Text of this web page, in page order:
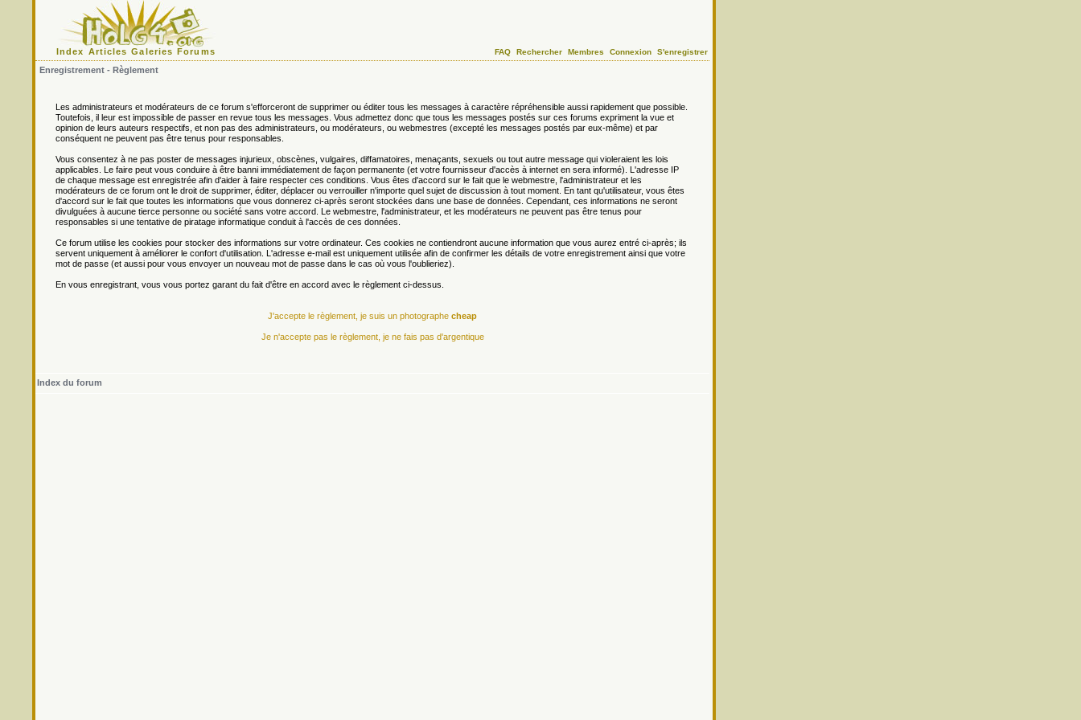
Index Articles Galeries Forums FAQ Rechercher Membres Connexion S'enregistrer
Enregistrement - Règlement
Les administrateurs et modérateurs de ce forum s'efforceront de supprimer ou éditer tous les messages à caractère répréhensible aussi rapidement que possible.
Toutefois, il leur est impossible de passer en revue tous les messages. Vous admettez donc que tous les messages postés sur ces forums expriment la vue et
opinion de leurs auteurs respectifs, et non pas des administrateurs, ou modérateurs, ou webmestres (excepté les messages postés par eux-même) et par
conséquent ne peuvent pas être tenus pour responsables.
Vous consentez à ne pas poster de messages injurieux, obscènes, vulgaires, diffamatoires, menaçants, sexuels ou tout autre message qui violeraient les lois
applicables. Le faire peut vous conduire à être banni immédiatement de façon permanente (et votre fournisseur d'accès à internet en sera informé). L'adresse IP
de chaque message est enregistrée afin d'aider à faire respecter ces conditions. Vous êtes d'accord sur le fait que le webmestre, l'administrateur et les
modérateurs de ce forum ont le droit de supprimer, éditer, déplacer ou verrouiller n'importe quel sujet de discussion à tout moment. En tant qu'utilisateur, vous êtes
d'accord sur le fait que toutes les informations que vous donnerez ci-après seront stockées dans une base de données. Cependant, ces informations ne seront
divulguées à aucune tierce personne ou société sans votre accord. Le webmestre, l'administrateur, et les modérateurs ne peuvent pas être tenus pour
responsables si une tentative de piratage informatique conduit à l'accès de ces données.
Ce forum utilise les cookies pour stocker des informations sur votre ordinateur. Ces cookies ne contiendront aucune information que vous aurez entré ci-après; ils
servent uniquement à améliorer le confort d'utilisation. L'adresse e-mail est uniquement utilisée afin de confirmer les détails de votre enregistrement ainsi que votre
mot de passe (et aussi pour vous envoyer un nouveau mot de passe dans le cas où vous l'oublieriez).
En vous enregistrant, vous vous portez garant du fait d'être en accord avec le règlement ci-dessus.
J'accepte le règlement, je suis un photographe cheap
Je n'accepte pas le règlement, je ne fais pas d'argentique
Index du forum